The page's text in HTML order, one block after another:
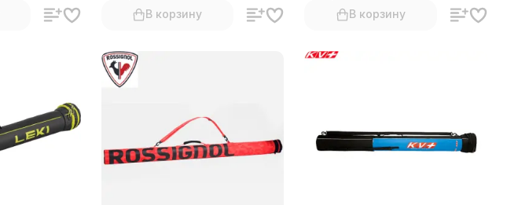
В корзину В корзину